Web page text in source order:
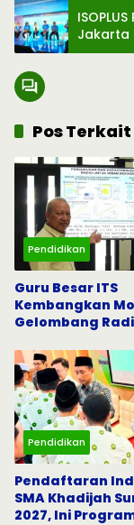
Jakarta
Pos Terkait
Pendidikan
Guru Besar ITS
Kembangkan
Gelombang
Darurat
Pendidikan
Pendaftaran
SMA Khadijah
2027, Ini